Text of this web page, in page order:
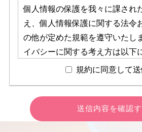
個人情報の保護を我々に課され
え、個人情報保護に関する法令
の他が定めた規範を遵守いたし
イバシーに関する考え方は以下
す。 法令の改正等の事情により
ージに記載いたします。【個人
て】
当社は、個人情報の収集目的を
規約に同意して